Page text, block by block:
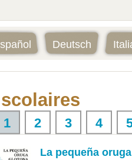
Deutsch
1 2 3 4
La pequeña